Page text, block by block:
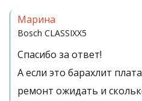
Марина
Bosch CLASSIXX5
Спасибо за ответ!
А если это барахлит
ремонт ожидать и